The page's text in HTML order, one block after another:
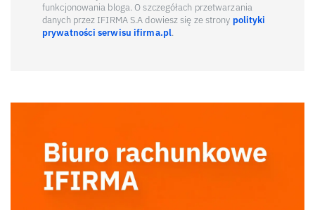
funkcjonowania bloga. O szczegółach przetwarzania
danych przez IFIRMA S.A dowiesz się ze strony polityki
prywatności serwisu ifirma.pl.